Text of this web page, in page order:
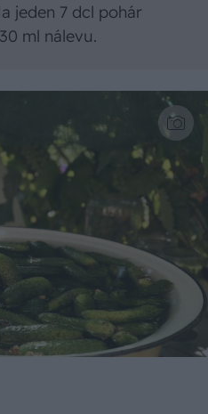
jeden 7 dcl pohár
ml nálevu.